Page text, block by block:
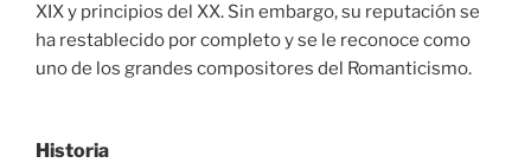
XIX y principios del XX. Sin embargo, su reputación se
ha restablecido por completo y se le reconoce como
uno de los grandes compositores del Romanticismo.
Historia